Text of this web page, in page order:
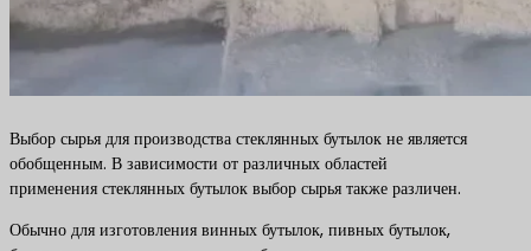
Выбор сырья для производства стеклянных бутылок не является
обобщенным. В зависимости от различных областей
применения стеклянных бутылок выбор сырья также различен.
Обычно для изготовления винных бутылок, пивных бутылок,